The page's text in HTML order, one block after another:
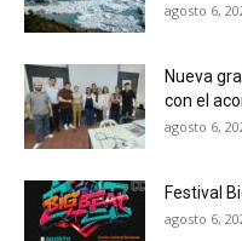
agosto 6,
Nueva
con el
agosto 6,
Festival
agosto 6,